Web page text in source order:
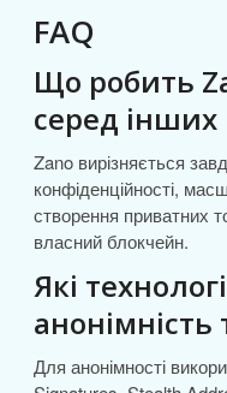
FAQ
Що робить
серед
Zano вирізняється
конфіденційності,
створення приватних
власний блокчейн.
Які
анонімність
Для анонімності